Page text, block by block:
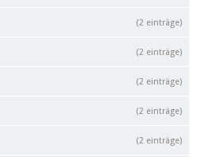
(2 einträge)
(2 einträge)
(2 einträge)
(2 einträge)
(2 einträge)